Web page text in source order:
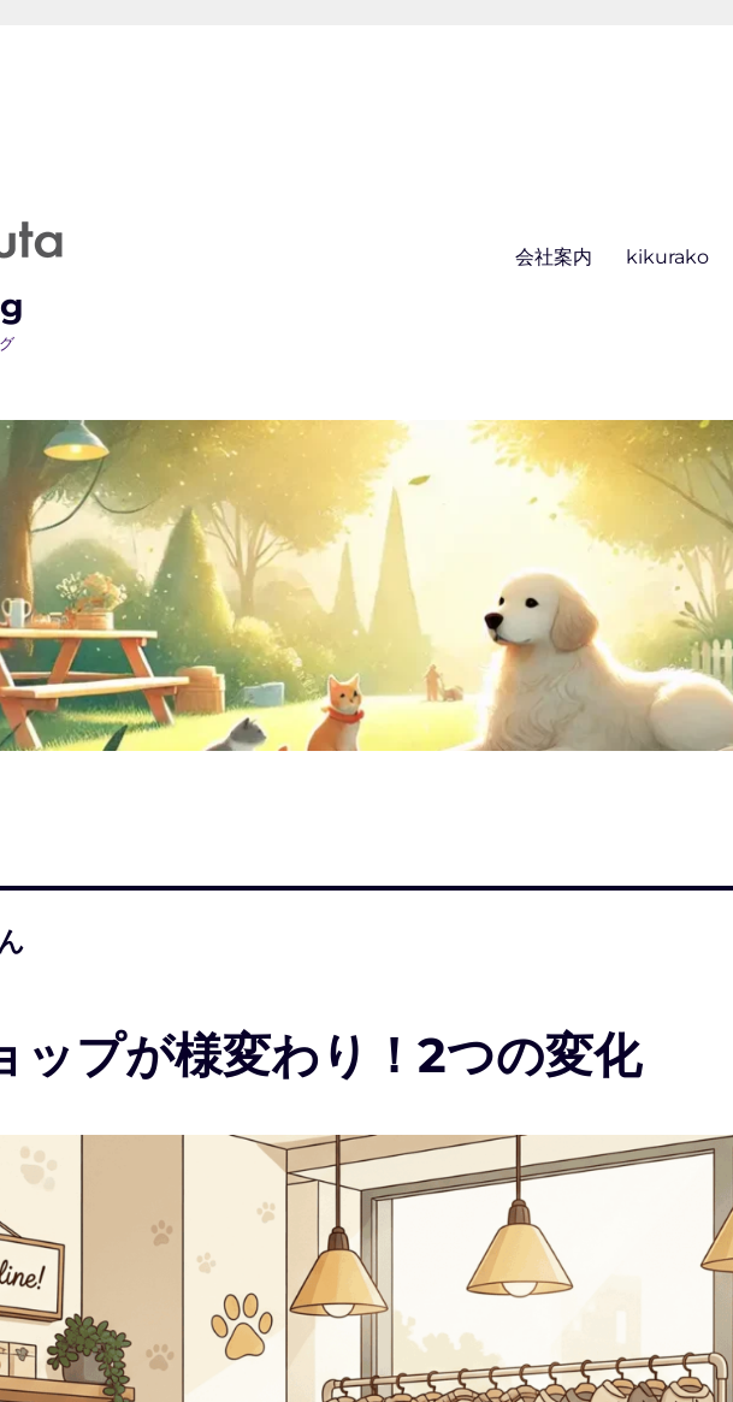
会社案内 kikurako
ップが様変わり！2つの変化